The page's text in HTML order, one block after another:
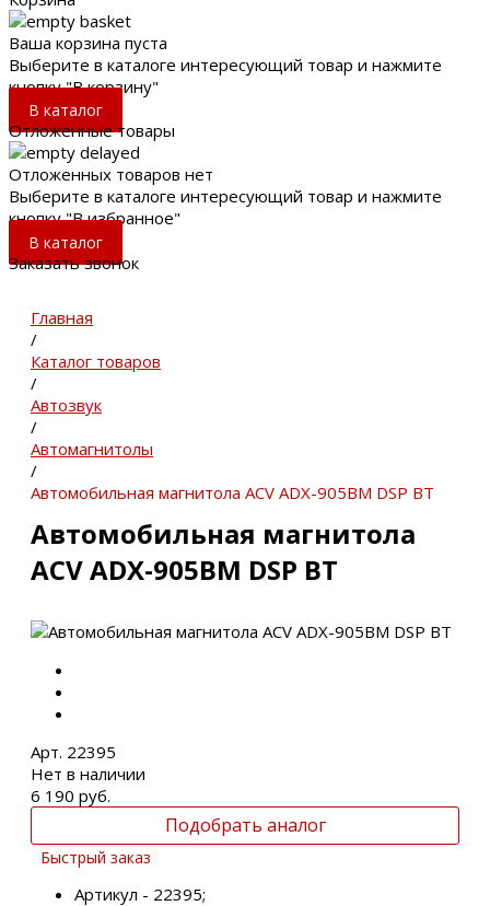
Ваша корзина пуста
Выберите в каталоге интересующий товар и нажмите
кнопку "В корзину"
В каталог
Отложенные товары
Отложенных товаров нет
Выберите в каталоге интересующий товар и нажмите
кнопку "В избранное"
В каталог
Заказать звонок
Главная
/
Каталог товаров
/
Автозвук
/
Автомагнитолы
/
Автомобильная магнитола ACV ADX-905BM DSP BT
Автомобильная магнитола
ACV ADX-905BM DSP BT
Арт. 22395
Нет в наличии
6 190 руб.
Подобрать аналог
Быстрый заказ
Артикул - 22395;